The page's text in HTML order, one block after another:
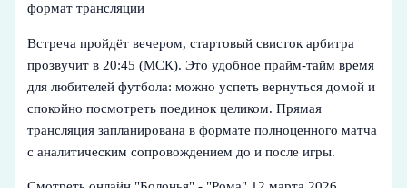
формат трансляции
Встреча пройдёт вечером, стартовый свисток арбитра
прозвучит в 20:45 (МСК). Это удобное прайм-тайм время
для любителей футбола: можно успеть вернуться домой и
спокойно посмотреть поединок целиком. Прямая
трансляция запланирована в формате полноценного матча
с аналитическим сопровождением до и после игры.